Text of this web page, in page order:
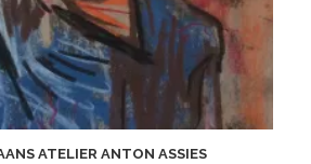
ATELIER ANTON ASSIES